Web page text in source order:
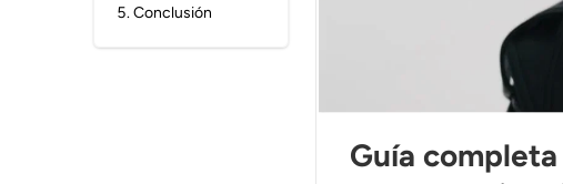
5.Conclusión
Guía